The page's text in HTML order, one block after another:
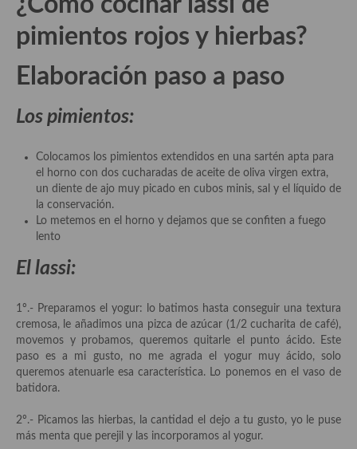
Cuscús
Masas elaboradas con harina, pizzas, quiches y demás
Plato principal
Aves
Carne
Pescado y Marisco
Quesos, recetas
Salazones y encurtidos
Recetas Especiales
Recetas maridadas con los mejores AOVES
¿Cómo cocinar lassi de
pimientos rojos y hierbas?
Elaboración paso a paso
Los pimientos:
Colocamos los pimientos extendidos en una sartén apta para
el horno con dos cucharadas de aceite de oliva virgen extra,
un diente de ajo muy picado en cubos minis, sal y el líquido de
la conservación.
Lo metemos en el horno y dejamos que se confiten a fuego
lento
El lassi:
1º.- Preparamos el yogur: lo batimos hasta conseguir una textura
cremosa, le añadimos una pizca de azúcar (1/2 cucharita de café),
movemos y probamos, queremos quitarle el punto ácido. Este
paso es a mi gusto, no me agrada el yogur muy ácido, solo
queremos atenuarle esa característica. Lo ponemos en el vaso de
batidora.
2º.- Picamos las hierbas, la cantidad el dejo a tu gusto, yo le puse
más menta que perejil y las incorporamos al yogur.